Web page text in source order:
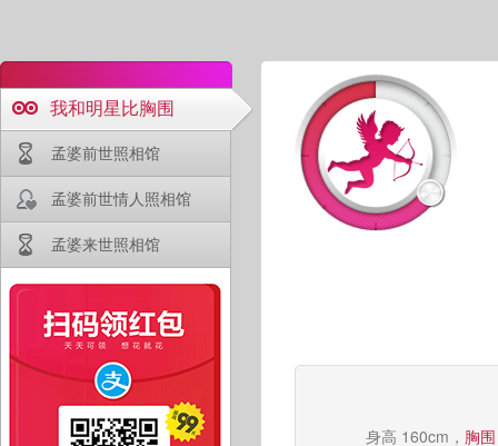
我和明星比胸围
孟婆前世照相馆
孟婆前世情人照相馆
孟婆来世照相馆
身高 160cm， 胸